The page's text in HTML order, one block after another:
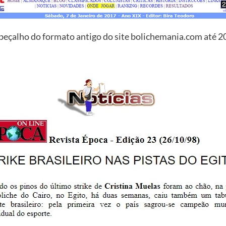
do formato antigo do site bolichemania.com até